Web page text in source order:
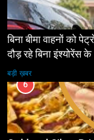
बिना बीमा वाहनों को
दौड़ रहे बिना इंश्योरेंस के
बड़ी ख़बर
6